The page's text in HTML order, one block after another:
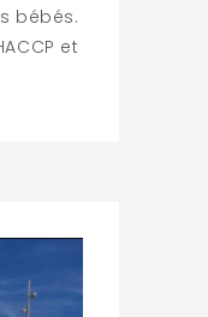
bébés.
et